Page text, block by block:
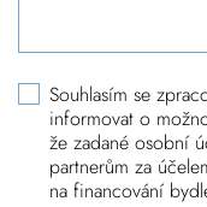
Souhlasím se
informovat o
že zadané osobní
partnerům za
na financování